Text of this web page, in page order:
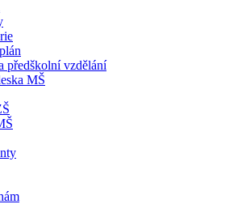
předškolní vzdělání
MŠ